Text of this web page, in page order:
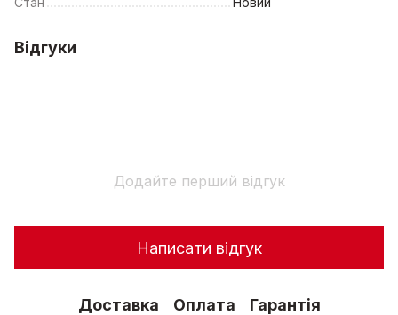
Відгуки
Додайте перший відгук
Написати відгук
Доставка Оплата Гарантія